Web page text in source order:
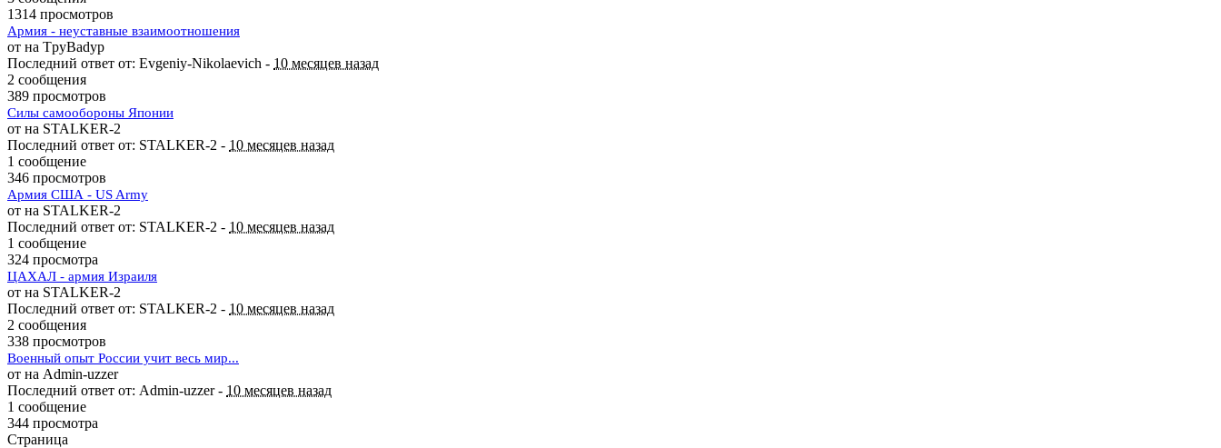
1314 просмотров
Армия - неуставные взаимоотношения
от на TpyBadyp
Последний ответ от: Evgeniy-Nikolaevich - 10 месяцев назад
2 сообщения
389 просмотров
Силы самообороны Японии
от на STALKER-2
Последний ответ от: STALKER-2 - 10 месяцев назад
1 сообщение
346 просмотров
Армия США - US Army
от на STALKER-2
Последний ответ от: STALKER-2 - 10 месяцев назад
1 сообщение
324 просмотра
ЦАХАЛ - армия Израиля
от на STALKER-2
Последний ответ от: STALKER-2 - 10 месяцев назад
2 сообщения
338 просмотров
Военный опыт России учит весь мир...
от на Admin-uzzer
Последний ответ от: Admin-uzzer - 10 месяцев назад
1 сообщение
344 просмотра
Страница